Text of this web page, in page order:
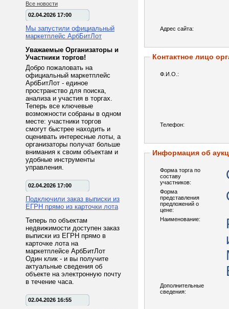
Все новости
02.04.2026 17:00
Мы запустили официальный
маркетплейс АрбБитЛот
Уважаемые Организаторы и
Участники торгов!
Добро пожаловать на
официальный маркетплейс
АрбБитЛот - единое
пространство для поиска,
анализа и участия в торгах.
Теперь все ключевые
возможности собраны в одном
месте: участники торгов
смогут быстрее находить и
оценивать интересные лоты, а
организаторы получат больше
внимания к своим объектам и
удобные инструменты
управления.
02.04.2026 17:00
Подключили заказ выписки из
ЕГРН прямо из карточки лота
Теперь по объектам
недвижимости доступен заказ
выписки из ЕГРН прямо в
карточке лота на
маркетплейсе АрбБитЛот
Один клик - и вы получите
актуальные сведения об
объекте на электронную почту
в течение часа.
02.04.2026 16:55
Адрес сайта:
Контактное лицо
Ф.И.О.:
Телефон:
Информация об
Форма торга по
составу
участников:
Форма
представления
предложений о
цене:
Наименование:
Дополнительные
сведения: